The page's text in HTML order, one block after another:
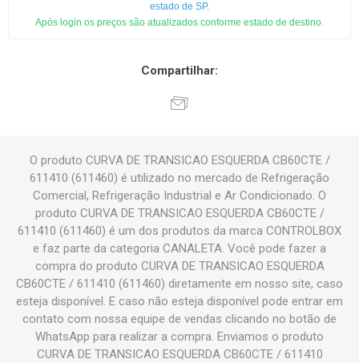
estado de SP.
Após login os preços são atualizados conforme estado de destino.
Compartilhar:
O produto CURVA DE TRANSICAO ESQUERDA CB60CTE /
611410 (611460) é utilizado no mercado de Refrigeração
Comercial, Refrigeração Industrial e Ar Condicionado. O
produto CURVA DE TRANSICAO ESQUERDA CB60CTE /
611410 (611460) é um dos produtos da marca CONTROLBOX
e faz parte da categoria CANALETA. Você pode fazer a
compra do produto CURVA DE TRANSICAO ESQUERDA
CB60CTE / 611410 (611460) diretamente em nosso site, caso
esteja disponível. E caso não esteja disponível pode entrar em
contato com nossa equipe de vendas clicando no botão de
WhatsApp para realizar a compra. Enviamos o produto
CURVA DE TRANSICAO ESQUERDA CB60CTE / 611410